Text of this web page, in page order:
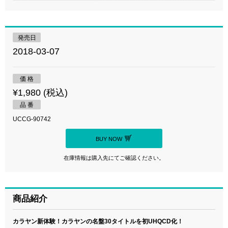
発売日
2018-03-07
価 格
¥1,980 (税込)
品 番
UCCG-90742
BUY NOW
在庫情報は購入先にてご確認ください。
商品紹介
カラヤン新体験！カラヤンの名盤30タイトルを初UHQCD化！